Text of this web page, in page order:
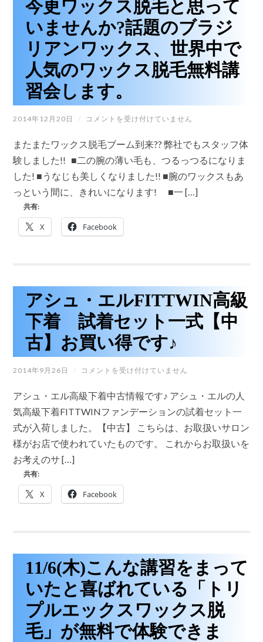
ん
か?
は
【株
式
会
社
メ
デ
ィ
カ
ル
マ
ン
は
今更ワックス脱毛と思って
いませんか?話題のブラジ
リアンワックス、世界中で
人気のワックス脱毛無料講
習会します。
2014年12月20日 /
今
ワ
ッ
ク
脱
毛
と
っ
て
い
話
題
ブ
ラ
ジ
リ
ア
ン
ク
ス、
界
中
で
ッ
講
習
会
し
ま
す。
は
コメントを受け付けていません
またまたワックス脱毛ブーム到来?? 弊社でもスタッフ体
験しました!! ■二の腕の薄い毛も、つるっつるになりま
した! ■うなじも美しくなりました!! ■腕のワックスもあ
っという間に、きれいになります! ■一 […]
共有:
X Facebook
アシュ・エルFITTWIN高級
下着 試着セット一式【中
古】お買い得です♪
2014年9月26日 /
ア
ュ・
エ
ル
高
級
下
ッ
買
い
得
で
す
は
コメントを受け付けていません
アシュ・エル高級下着中古情報です♪ アシュ・エルの人
気高級下着FITTWINファンデーションの試着セット一
式が入荷しました。【中古】 こちらは、お取扱いサロン
様がお店で使われていたものです。 これからお取扱いを
お考えのサ […]
共有:
X Facebook
11/6(木)こんな講習をまって
いたと喜ばれている「トリ
プルエックスワックス脱
毛」が無料で体験できま